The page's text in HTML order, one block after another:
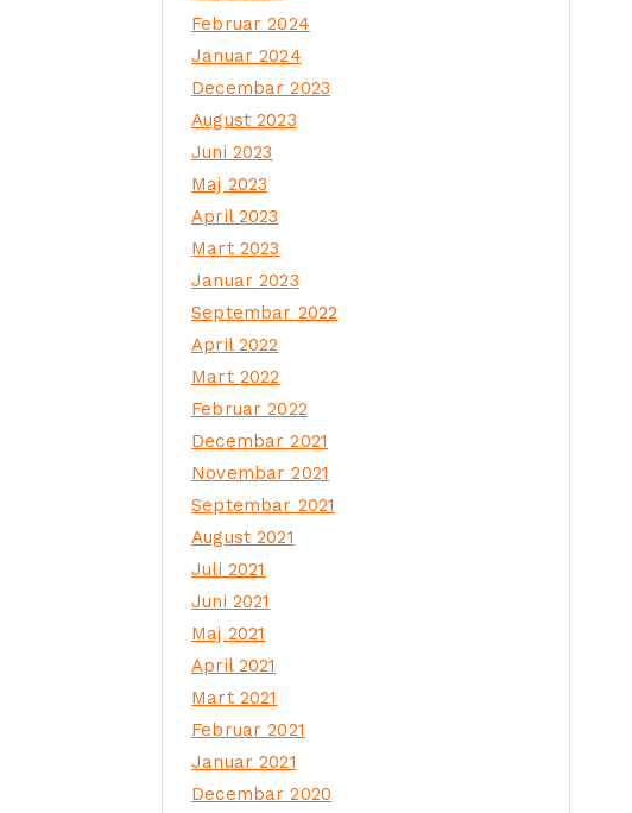
Februar 2024
Januar 2024
Decembar 2023
August 2023
Juni 2023
Maj 2023
April 2023
Mart 2023
Januar 2023
Septembar 2022
April 2022
Mart 2022
Februar 2022
Decembar 2021
Novembar 2021
Septembar 2021
August 2021
Juli 2021
Juni 2021
Maj 2021
April 2021
Mart 2021
Februar 2021
Januar 2021
Decembar 2020